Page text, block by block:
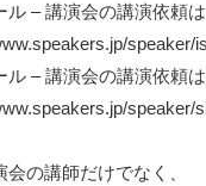
– 講演会の講演依頼
speaker/
– 講演会の講演依頼
speaker/
の講師だけでなく、